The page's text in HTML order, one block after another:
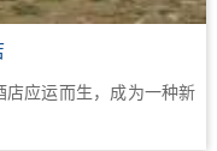
店应运而生，成为一种新